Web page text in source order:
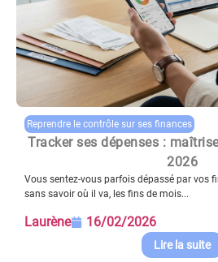
Reprendre le contrôle sur ses finances
Tracker ses dépenses :
2026
Vous sentez-vous parfois dépassé par vos
sans savoir où il va, les fins de mois...
Laurène 16/02/2026
Lire la suite